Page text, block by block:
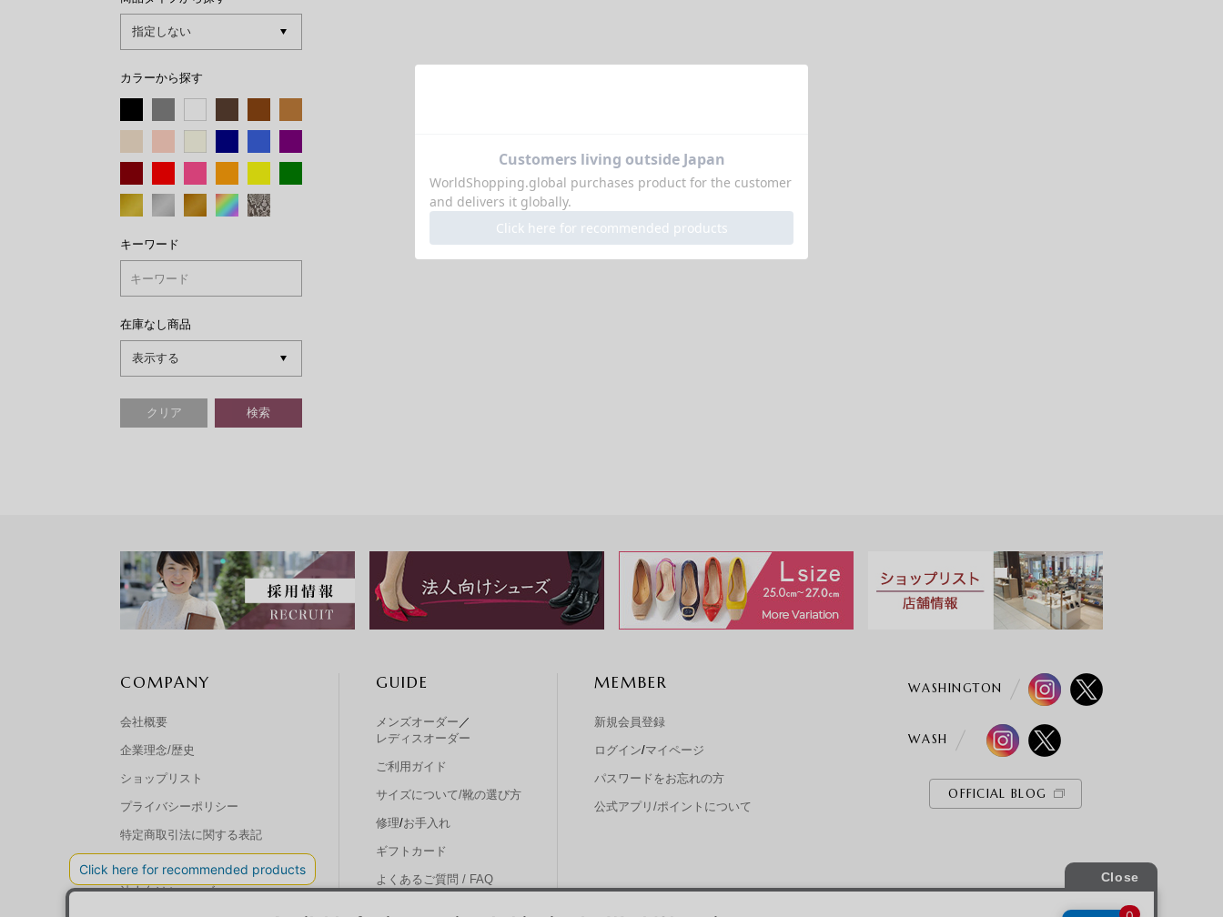
カラーから探す
キーワード
在庫なし商品
COMPANY
会社概要
企業理念/歴史
ショップリスト
プライバシーポリシー
特定商取引法に関する表記
リクルート
法人向けシューズ
GUIDE
メンズオーダー ／
レディスオーダー
ご利用ガイド
サイズについて/靴の選び方
修理/お手入れ
ギフトカード
よくあるご質問 / FAQ
MEMBER
新規会員登録
ログイン/マイページ
パスワードをお忘れの方
公式アプリ/ポイントについて
WASHINGTON
WASH
OFFICIAL BLOG